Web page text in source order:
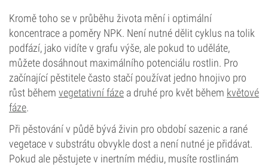
Kromě toho se v průběhu života mění i optimální
koncentrace a poměry NPK. Není nutné dělit cyklus na tolik
podfází, jako vidíte v grafu výše, ale pokud to uděláte,
můžete dosáhnout maximálního potenciálu rostlin. Pro
začínající pěstitele často stačí používat jedno hnojivo pro
růst během vegetativní fáze a druhé pro květ během květové
fáze.
Při pěstování v půdě bývá živin pro období sazenic a rané
vegetace v substrátu obvykle dost a není nutné je přidávat.
Pokud ale pěstujete v inertním médiu, musíte rostlinám